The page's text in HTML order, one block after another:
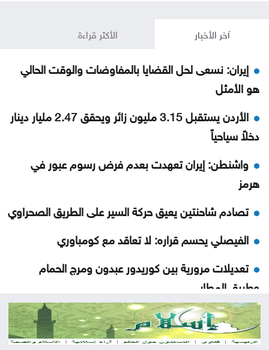
آخر الأخبار الأكثر قراءة
إيران: نسعى لحل القضايا بالمفاوضات والوقت الحالي
هو الأمثل
الأردن يستقبل 3.15 مليون زائر ويحقق 2.47 مليار دينار
دخلاً سياحياً
واشنطن: إيران تعهدت بعدم فرض رسوم عبور في
هرمز
تصادم شاحنتين يعيق حركة السير على الطريق الصحراوي
الفيصلي يحسم قراره: لا تعاقد مع كومباوري
تعديلات مرورية بين كوريدور عبدون ومرج الحمام
وطريق المطار
148 ألف أسرة تستفيد من مساعدات نقدية وعينية
خلال النصف الأول